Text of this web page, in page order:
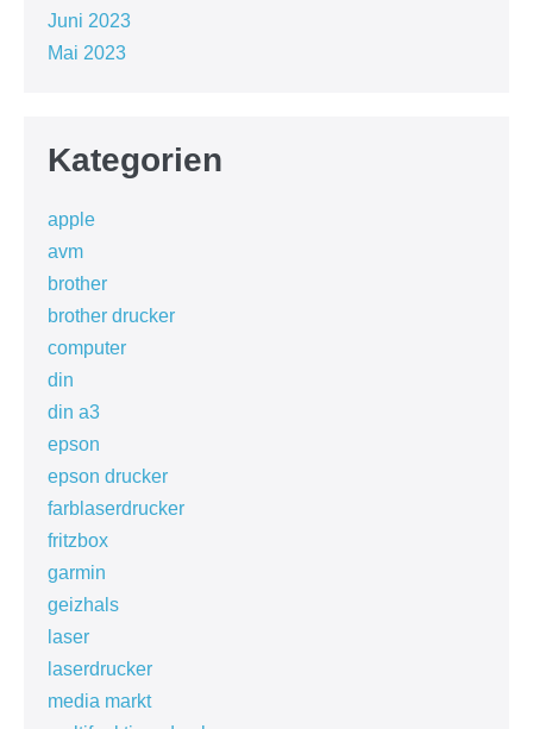
Juni 2023
Mai 2023
Kategorien
apple
avm
brother
brother drucker
computer
din
din a3
epson
epson drucker
farblaserdrucker
fritzbox
garmin
geizhals
laser
laserdrucker
media markt